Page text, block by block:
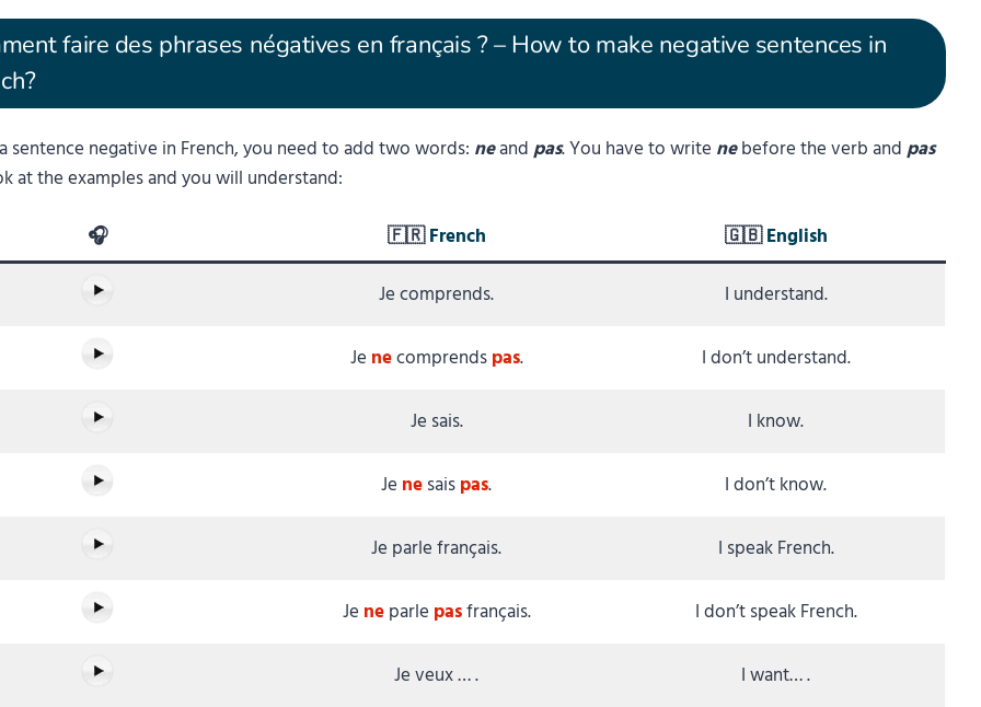
faire des phrases négatives en français ? – How to make negative sentences in
sentence negative in French, you need to add two words: neandpas. You have to write nebefore the verb andpas
at the examples and you will understand:
🎧
🇫🇷French 🇬🇧English
Je comprends.
I understand.
Je necomprendspas. I don’t understand.
Je sais. I know.
Je nesaispas. I don’t know.
Je parle français. I speak French.
Je neparle pasfrançais. I don’t speak French.
Je veux … . I want… .